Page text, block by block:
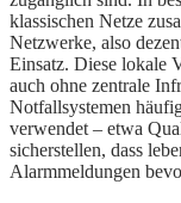
klassischen Netze
Netzwerke, also
Einsatz. Diese lokale
auch ohne zentrale
Notfallsystemen
verwendet – etwa
sicherstellen, dass
Alarmmeldungen